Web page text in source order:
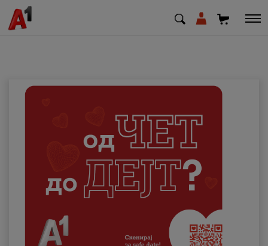
Деловни
Поддршка
Надополни кредит